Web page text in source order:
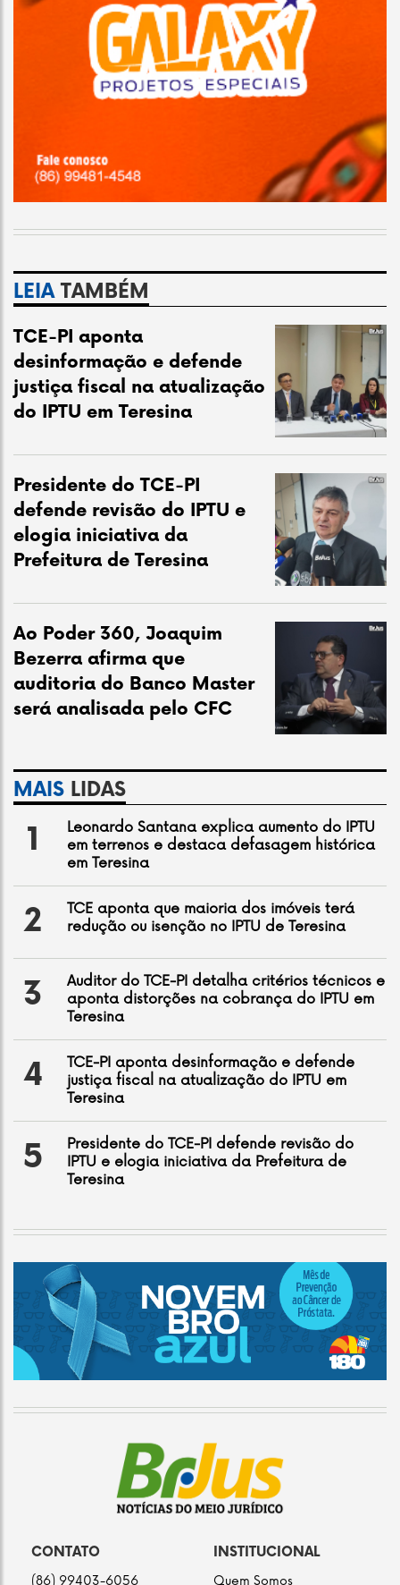
LEIATAMBÉM
TCE-PI aponta
desinformação e defende
justiça fiscal na atualização
do IPTU em Teresina
Presidente do TCE-PI
defende revisão do IPTU e
elogia iniciativa da
Prefeitura de Teresina
Ao Poder 360, Joaquim
Bezerra afirma que
auditoria do Banco Master
será analisada pelo CFC
MAIS LIDAS
1
Leonardo Santana explica aumento do IPTU
em terrenos e destaca defasagem histórica
em Teresina
2
TCE aponta que maioria dos imóveis terá
redução ou isenção no IPTU de Teresina
3
Auditor do TCE-PI detalha critérios técnicos e
aponta distorções na cobrança do IPTU em
Teresina
4
TCE-PI aponta desinformação e defende
justiça fiscal na atualização do IPTU em
Teresina
5
Presidente do TCE-PI defende revisão do
IPTU e elogia iniciativa da Prefeitura de
Teresina
CONTATO
(86) 99403-6056
INSTITUCIONAL
Quem Somos